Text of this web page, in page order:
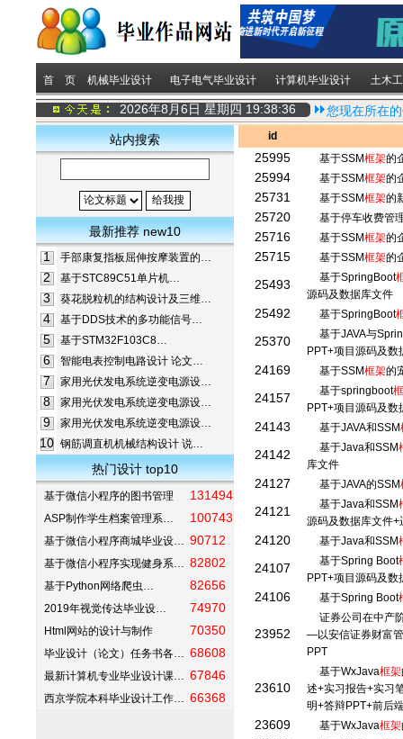
首 页 机械毕业设计 电子电气毕业设计 计算机毕业设计 土木
2026年8月6日 星期四 19:38:36
您现在所在
站内搜索
最新推荐 new10
1
手部康复指板屈伸按摩装置的…
2 基于STC89C51单片机…
3 葵花脱粒机的结构设计及三维…
4 基于DDS技术的多功能信号…
5 基于STM32F103C8…
6 智能电表控制电路设计 论文…
7 家用光伏发电系统逆变电源设…
8 家用光伏发电系统逆变电源设…
9 家用光伏发电系统逆变电源设…
10 钢筋调直机机械结构设计 说…
热门设计 top10
基于微信小程序的图书管理 131494
ASP制作学生档案管理系… 100743
基于微信小程序商城毕业设… 90712
基于微信小程序实现健身系… 82802
基于Python网络爬虫… 82656
2019年视觉传达毕业设… 74970
Html网站的设计与制作 70350
毕业设计（论文）任务书各… 68608
最新计算机专业毕业设计课… 67846
西京学院本科毕业设计工作… 66368
id
25995 基于SSM框架的
25994 基于SSM框架的
25731 基于SSM框架的
25720 基于停车收费管
25716 基于SSM框架的
25715 基于SSM框架的
25493 基于SpringBoot
源码及数据库文件
25492 基于SpringBoot
25370
基于JAVA与
PPT+项目源码及
24169 基于SSM框架的
24157 基于springboot
PPT+项目源码及数
24143 基于JAVA和SSM
24142 基于Java和SSM
库文件
24127 基于JAVA的SSM
24121 基于Java和SSM
源码及数据库文件+
24120 基于Java和SSM
24107 基于Spring Boot
PPT+项目源码及
24106 基于Spring Boot
23952
证券公司在中产
—以安信证券财富
PPT
23610
基于WxJava框架
述+实习报告+实习
明+答辩PPT+前后
23609 基于WxJava框架